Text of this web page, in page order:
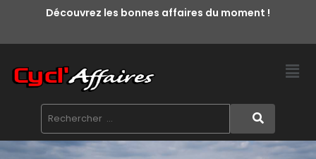
Découvrez les bonnes affaires du moment !